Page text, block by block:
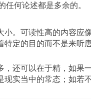
任何论述都是多余的。
定的目的而不是来听
实当中的常态；如若